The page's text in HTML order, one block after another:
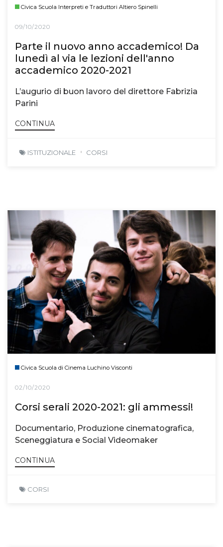
Civica Scuola Interpreti e Traduttori Altiero Spinelli
09/10/2020
Parte il nuovo anno accademico! Da
lunedì al via le lezioni dell'anno
accademico 2020-2021
L’augurio di buon lavoro del direttore Fabrizia
Parini
CONTINUA
ISTITUZIONALE CORSI
Civica Scuola di Cinema Luchino Visconti
02/10/2020
Corsi serali 2020-2021: gli ammessi!
Documentario, Produzione cinematografica,
Sceneggiatura e Social Videomaker
CONTINUA
CORSI